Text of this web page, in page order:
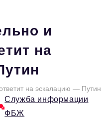
и
на
на эскалацию — Путин
Служба информации
ФБЖ